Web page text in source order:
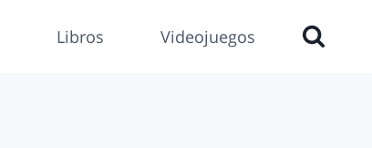
Libros Videojuegos